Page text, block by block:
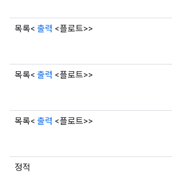
목록< 출력 <플로트>>
목록< 출력 <플로트>>
목록< 출력 <플로트>>
정적